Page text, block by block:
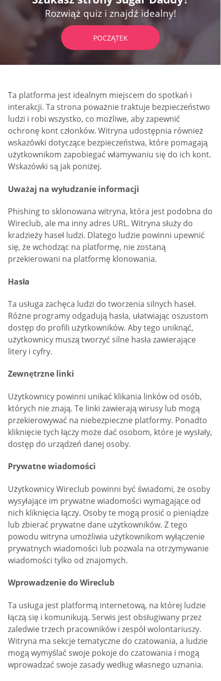
Rozwiąż quiz i znajdź idealny!
POCZĄTEK
Ta platforma jest idealnym miejscem do spotkań i
interakcji. Ta strona poważnie traktuje bezpieczeństwo
ludzi i robi wszystko, co możliwe, aby zapewnić
ochronę kont członków. Witryna udostępnia również
wskazówki dotyczące bezpieczeństwa, które pomagają
użytkownikom zapobiegać włamywaniu się do ich kont.
Wskazówki są jak poniżej.
Uważaj na wyłudzanie informacji
Phishing to sklonowana witryna, która jest podobna do
Wireclub, ale ma inny adres URL. Witryna służy do
kradzieży haseł ludzi. Dlatego ludzie powinni upewnić
się, że wchodząc na platformę, nie zostaną
przekierowani na platformę klonowania.
Hasła
Ta usługa zachęca ludzi do tworzenia silnych haseł.
Różne programy odgadują hasła, ułatwiając oszustom
dostęp do profili użytkowników. Aby tego uniknąć,
użytkownicy muszą tworzyć silne hasła zawierające
litery i cyfry.
Zewnętrzne linki
Użytkownicy powinni unikać klikania linków od osób,
których nie znają. Te linki zawierają wirusy lub mogą
przekierowywać na niebezpieczne platformy. Ponadto
kliknięcie tych łączy może dać osobom, które je wysłały,
dostęp do urządzeń danej osoby.
Prywatne wiadomości
Użytkownicy Wireclub powinni być świadomi, że osoby
wysyłające im prywatne wiadomości wymagające od
nich kliknięcia łączy. Osoby te mogą prosić o pieniądze
lub zbierać prywatne dane użytkowników. Z tego
powodu witryna umożliwia użytkownikom wyłączenie
prywatnych wiadomości lub pozwala na otrzymywanie
wiadomości tylko od znajomych.
Wprowadzenie do Wireclub
Ta usługa jest platformą internetową, na której ludzie
łączą się i komunikują. Serwis jest obsługiwany przez
zaledwie trzech pracowników i zespół wolontariuszy.
Witryna ma sekcje tematyczne do czatowania, a ludzie
mogą wymyślać swoje pokoje do czatowania i mogą
wprowadzać swoje zasady według własnego uznania.